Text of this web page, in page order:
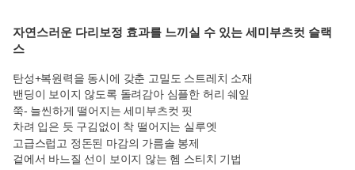
자연스러운 다리보정 효과를 느끼실 수 있는 세미부츠컷 슬랙
스
탄성+복원력을 동시에 갖춘 고밀도 스트레치 소재
밴딩이 보이지 않도록 돌려감아 심플한 허리 쉐잎
쭉- 늘씬하게 떨어지는 세미부츠컷 핏
차려 입은 듯 구김없이 착 떨어지는 실루엣
고급스럽고 정돈된 마감의 가름솔 봉제
겉에서 바느질 선이 보이지 않는 헴 스티치 기법